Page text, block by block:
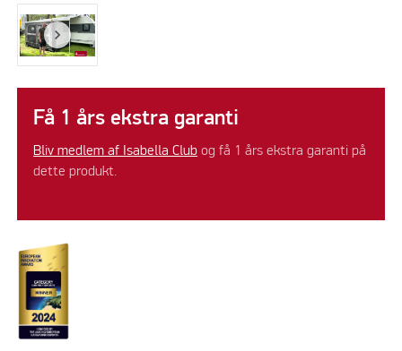
Få 1 års ekstra garanti
Bliv medlem af Isabella Club og få 1 års ekstra garanti på
dette produkt.